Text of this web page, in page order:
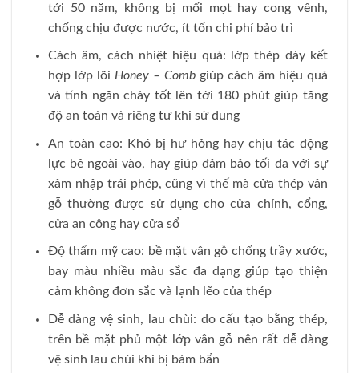
tới 50 năm, không bị mối mọt hay cong vênh,
chống chịu được nước, ít tốn chi phí bảo trì
Cách âm, cách nhiệt hiệu quả: lớp thép dày kết
hợp lớp lõi Honey – Combgiúp cách âm hiệu quả
và tính ngăn cháy tốt lên tới 180 phút giúp tăng
độ an toàn và riêng tư khi sử dung
An toàn cao: Khó bị hư hỏng hay chịu tác động
lực bê ngoài vào, hay giúp đảm bảo tối đa với sự
xâm nhập trái phép, cũng vì thế mà cửa thép vân
gỗ thường được sử dụng cho cửa chính, cổng,
cửa an công hay cửa sổ
Độ thẩm mỹ cao: bề mặt vân gỗ chống trầy xước,
bay màu nhiều màu sắc đa dạng giúp tạo thiện
cảm không đơn sắc và lạnh lẽo của thép
Dễ dàng vệ sinh, lau chùi: do cấu tạo bằng thép,
trên bề mặt phủ một lớp vân gỗ nên rất dễ dàng
vệ sinh lau chùi khi bị bám bẩn